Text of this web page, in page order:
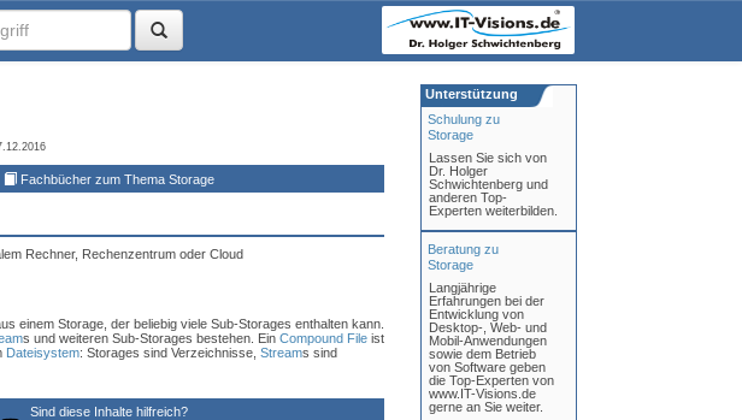
Fachbücher zum Thema Storage
Rechner, Rechenzentrum oder Cloud
einem Storage, der beliebig viele Sub-Storages enthalten kann.
s und weiteren Sub-Storages bestehen. Ein Compound Fileist
Dateisystem: Storages sind Verzeichnisse, Streams sind
Sind diese Inhalte hilfreich?
Schulung zu
Storage
Lassen Sie sich von
Dr. Holger
Schwichtenberg und
anderen Top-
Experten weiterbilden.
Beratung zu
Storage
Langjährige
Erfahrungen bei der
Entwicklung von
Desktop-, Web- und
Mobil-Anwendungen
sowie dem Betrieb
von Software geben
die Top-Experten von
www.IT-Visions.de
gerne an Sie weiter.
Unterstützung